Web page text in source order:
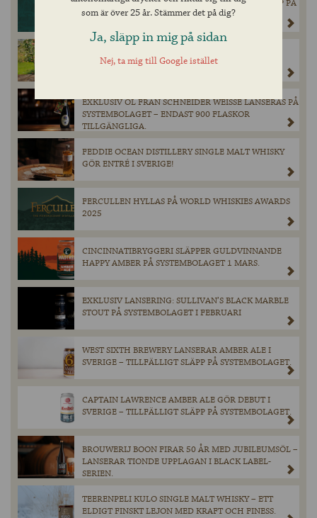
CHIMAY GRÖN ÅTERVÄNDER I BEGRÄNSAT SLÄPP PÅ
SYSTEMBOLAGET.
TILLFÄLLIGT BESÖK PÅ BURK I SYSTEMBOLAGETS
EXKLUSIV ÖL FRÅN SCHNEIDER WEISSE LANSERAS PÅ
SYSTEMBOLAGET – ENDAST 900 FLASKOR
TILLGÄNGLIGA.
FEDDIE OCEAN DISTILLERY SINGLE MALT WHISKY
GÖR ENTRÉ I SVERIGE!
FERCULLEN HYLLAS PÅ WORLD WHISKIES AWARDS
2025
CINCINNATIBRYGGERI SLÄPPER GULDVINNANDE
HAPPY AMBER PÅ SYSTEMBOLAGET 1 MARS.
EXKLUSIV LANSERING: SULLIVAN’S BLACK MARBLE
STOUT PÅ SYSTEMBOLAGET I FEBRUARI
WEST SIXTH BREWERY LANSERAR AMBER ALE I
SVERIGE – TILLFÄLLIGT SLÄPP PÅ SYSTEMBOLAGET.
CAPTAIN LAWRENCE AMBER ALE GÖR DEBUT I
SVERIGE – TILLFÄLLIGT SLÄPP PÅ SYSTEMBOLAGET.
BROUWERIJ BOON FIRAR 50 ÅR MED JUBILEUMSÖL –
LANSERAR TIONDE UPPLAGAN I BLACK LABEL-
SERIEN.
TEERENPELI KULO SINGLE MALT WHISKY – ETT
ELDIGT FINSKT LEJON MED KRAFT OCH FINESS.
som är över 25 år. Stämmer det på dig?
Ja, släpp in mig på sidan
Nej, ta mig till Google istället